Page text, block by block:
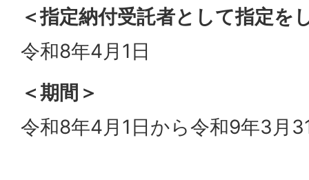
＜指定納付受託者として指定を
令和8年4月1日
＜期間＞
令和8年4月1日から令和9年3月